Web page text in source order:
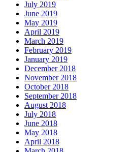
July 2019
June 2019
May 2019
April 2019
March 2019
February 2019
January 2019
December 2018
November 2018
October 2018
September 2018
August 2018
July 2018
June 2018
May 2018
April 2018